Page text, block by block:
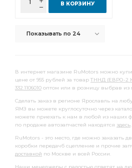
В КОРЗИНУ
Показывать по 24
В интернет магазине RuMotors можно
цене от 955 рублей за товар ТННД (ЕВРО-2
332.1106010 оптом или в розницу выбрав
Сделать заказ в регионе Ярославль на
ЯМЗ вы можете круглосуточно через
можете приехать к нам в любой из наших
по продаже автозапчастей находятся здесь.
RuMotors - это место, где можно заказать
коробки передачб сцепление и прочие
доставкой по Москве и всей России.